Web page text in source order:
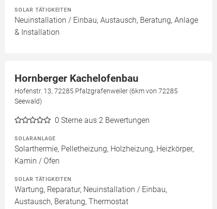
SOLAR TÄTIGKEITEN
Neuinstallation / Einbau, Austausch, Beratung, Anlage
& Installation
Hornberger Kachelofenbau
Hofenstr. 13, 72285 Pfalzgrafenweiler (6km von 72285
Seewald)
0 Sterne aus 2 Bewertungen
SOLARANLAGE
Solarthermie, Pelletheizung, Holzheizung, Heizkörper,
Kamin / Ofen
SOLAR TÄTIGKEITEN
Wartung, Reparatur, Neuinstallation / Einbau,
Austausch, Beratung, Thermostat